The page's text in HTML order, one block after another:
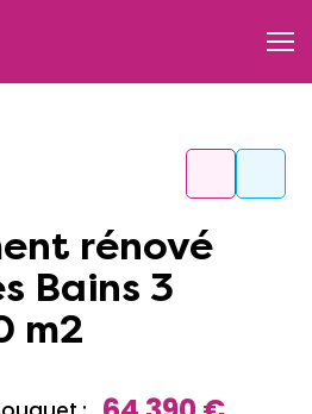
Bains 3
m2